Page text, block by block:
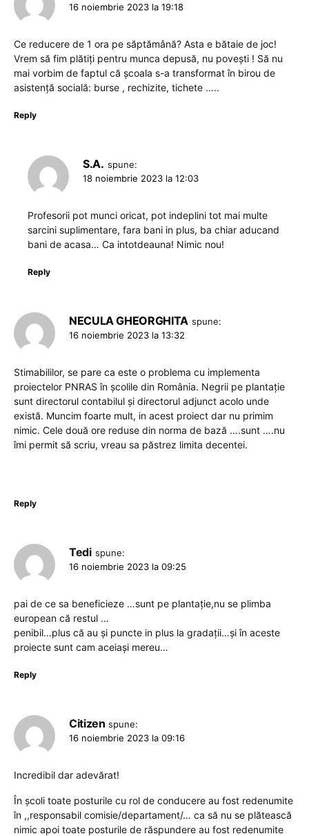
16 noiembrie 2023 la 19:18
Ce reducere de 1 ora pe săptămână? Asta e bătaie de joc!
Vrem să fim plătiți pentru munca depusă, nu povești ! Să nu
mai vorbim de faptul că școala s-a transformat în birou de
asistență socială: burse , rechizite, tichete …..
Reply
S.A. spune:
18 noiembrie 2023 la 12:03
Profesorii pot munci oricat, pot indeplini tot mai multe
sarcini suplimentare, fara bani in plus, ba chiar aducand
bani de acasa… Ca intotdeauna! Nimic nou!
Reply
NECULA GHEORGHITA spune:
16 noiembrie 2023 la 13:32
Stimabililor, se pare ca este o problema cu implementa
proiectelor PNRAS în școlile din România. Negrii pe plantație
sunt directorul contabilul și directorul adjunct acolo unde
există. Muncim foarte mult, in acest proiect dar nu primim
nimic. Cele două ore reduse din norma de bază ….sunt ….nu
îmi permit să scriu, vreau sa păstrez limita decentei.
Reply
Tedi spune:
16 noiembrie 2023 la 09:25
pai de ce sa beneficieze …sunt pe plantație,nu se plimba
european că restul …
penibil…plus că au și puncte in plus la gradații…și în aceste
proiecte sunt cam aceiași mereu…
Reply
Citizen spune:
16 noiembrie 2023 la 09:16
Incredibil dar adevărat!
În școli toate posturile cu rol de conducere au fost redenumite
în ,,responsabil comisie/departament/… ca să nu se plătească
nimic apoi toate posturile de răspundere au fost redenumite